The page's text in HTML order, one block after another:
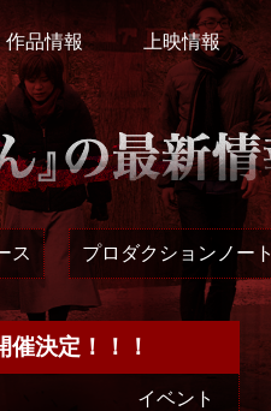
作品情報 上映情報
ス プロダクションノート
決定！！！
イベント